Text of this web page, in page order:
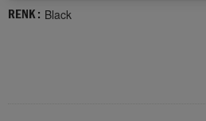
RENK : Black